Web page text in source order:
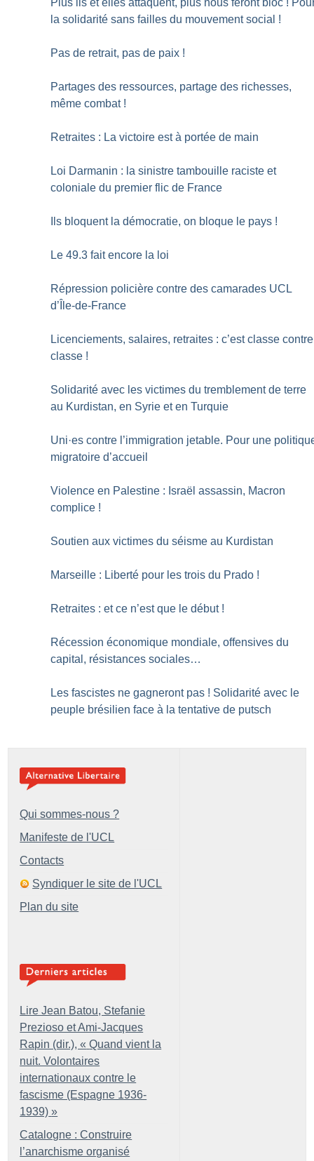
Plus ils et elles attaquent, plus nous feront bloc !
la solidarité sans failles du mouvement social !
Pas de retrait, pas de paix !
Partages des ressources, partage des richesses,
même combat !
Retraites : La victoire est à portée de main
Loi Darmanin : la sinistre tambouille raciste et
coloniale du premier flic de France
Ils bloquent la démocratie, on bloque le pays !
Le 49.3 fait encore la loi
Répression policière contre des camarades UCL
d’Île-de-France
Licenciements, salaires, retraites : c’est classe contre
classe !
Solidarité avec les victimes du tremblement de terre
au Kurdistan, en Syrie et en Turquie
Uni·es contre l’immigration jetable. Pour une
migratoire d’accueil
Violence en Palestine : Israël assassin, Macron
complice !
Soutien aux victimes du séisme au Kurdistan
Marseille : Liberté pour les trois du Prado !
Retraites : et ce n’est que le début !
Récession économique mondiale, offensives du
capital, résistances sociales…
Les fascistes ne gagneront pas ! Solidarité avec le
peuple brésilien face à la tentative de putsch
Qui sommes-nous ?
Manifeste de l'UCL
Contacts
Syndiquer le site de l'UCL
Plan du site
Lire Jean Batou, Stefanie
Prezioso et Ami-Jacques
Rapin (dir.), « Quand vient la
nuit. Volontaires
internationaux contre le
fascisme (Espagne 1936-
1939) »
Catalogne : Construire
l’anarchisme organisé